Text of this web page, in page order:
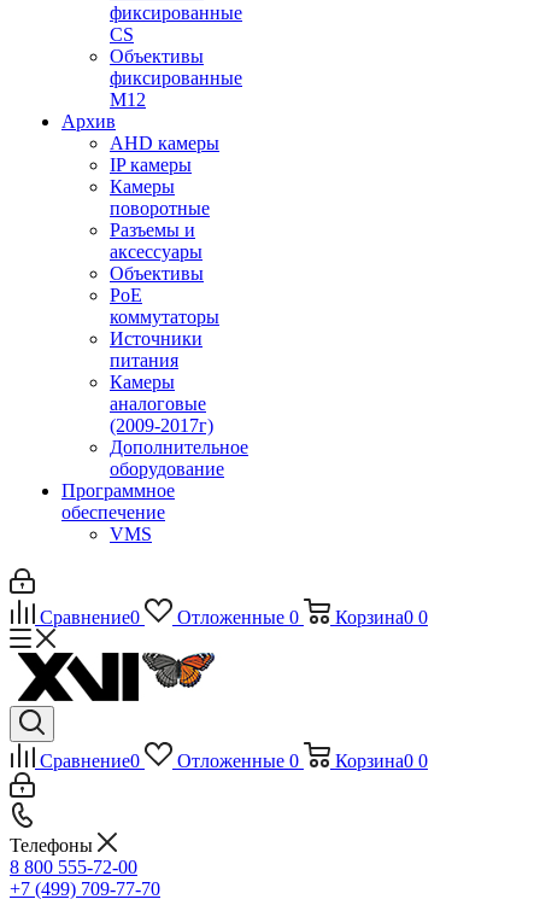
фиксированные
CS
Объективы
фиксированные
М12
Архив
AHD камеры
IP камеры
Камеры
поворотные
Разъемы и
аксессуары
Объективы
PoE
коммутаторы
Источники
питания
Камеры
аналоговые
(2009-2017г)
Дополнительное
оборудование
Программное
обеспечение
VMS
Сравнение0 Отложенные 0 Корзина0 0
Сравнение0 Отложенные 0 Корзина0 0
Телефоны
8 800 555-72-00
+7 (499) 709-77-70